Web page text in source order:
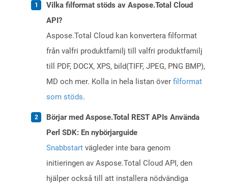
Vilka filformat stöds av Aspose.Total Cloud
API?
Aspose.Total Cloud kan konvertera filformat
från valfri produktfamilj till valfri produktfamilj
till PDF, DOCX, XPS, bild(TIFF, JPEG, PNG BMP),
MD och mer. Kolla in hela listan över filformat
som stöds.
Börjar med Aspose.Total REST APIs Använda
Perl SDK: En nybörjarguide
Snabbstart vägleder inte bara genom
initieringen av Aspose.Total Cloud API, den
hjälper också till att installera nödvändiga